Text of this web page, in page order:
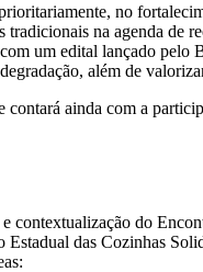
no
na agenda de
um edital lançado
além de
contará ainda com a
contextualização do
Estadual das Cozinhas